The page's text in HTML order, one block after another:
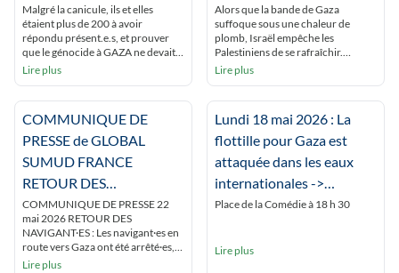
Malgré la canicule, ils et elles
étaient plus de 200 à avoir
répondu présent.e.s, et prouver
que le génocide à GAZA ne devait
pas être oublié ! Ils et elles
Enfin, ils se sont montré solidaires
des militants réprimés pour leur
Lire plus
canicule
Alors que la bande de Gaza
suffoque sous une chaleur de
plomb, Israël empêche les
Palestiniens de se rafraîchir.
Humanitaires et experts
Beyrouth (correspondance) À
Gaza, les Palestiniens étouffent.
Sous les tentes, dans une humidité
totale due à l’absence de vent et à la
[…]
Lire plus
COMMUNIQUE DE
PRESSE de GLOBAL
SUMUD FRANCE
RETOUR DES
NAVIGANT·ES :
COMMUNIQUE DE PRESSE 22
mai 2026 RETOUR DES
NAVIGANT·ES : Les navigant·es en
route vers Gaza ont été arrêté·es,
emprisonné·es, humilié·es,
Lire plus
Lundi 18 mai 2026 : La
flottille pour Gaza est
attaquée dans les eaux
internationales ->
RASSEMBLEMENT A
Place de la Comédie à 18 h 30
Lire plus